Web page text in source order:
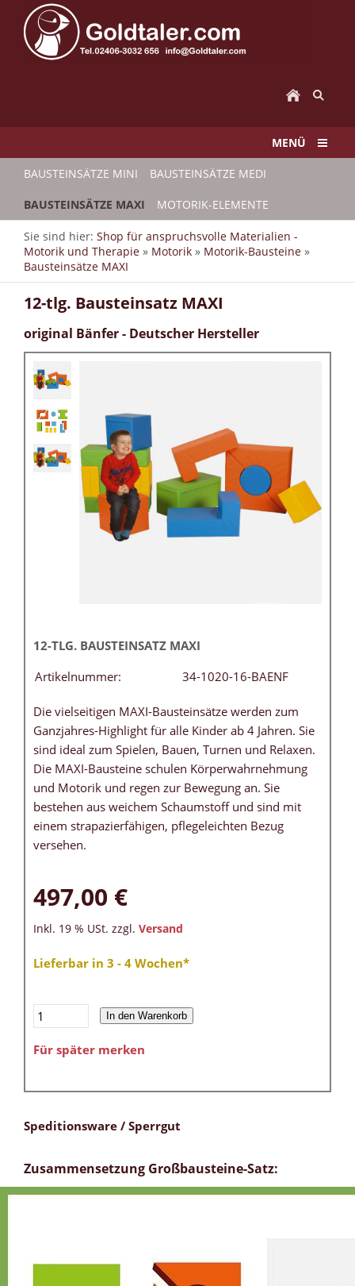
MENÜ
BAUSTEINSÄTZE MINI BAUSTEINSÄTZE MEDI
BAUSTEINSÄTZE MAXI MOTORIK-ELEMENTE
Sie sind hier: Shop für anspruchsvolle Materialien -
Motorik und Therapie » Motorik » Motorik-Bausteine »
Bausteinsätze MAXI
12-tlg. Bausteinsatz MAXI
original Bänfer - Deutscher Hersteller
12-TLG. BAUSTEINSATZ MAXI
Artikelnummer:
34-1020-16-BAENF
Die vielseitigen MAXI-Bausteinsätze werden zum
Ganzjahres-Highlight für alle Kinder ab 4 Jahren. Sie
sind ideal zum Spielen, Bauen, Turnen und Relaxen.
Die MAXI-Bausteine schulen Körperwahrnehmung
und Motorik und regen zur Bewegung an. Sie
bestehen aus weichem Schaumstoff und sind mit
einem strapazierfähigen, pflegeleichten Bezug
versehen.
497,00 €
Inkl. 19 % USt. zzgl. Versand
Lieferbar in 3 - 4 Wochen*
In den Warenkorb
Für später merken
Speditionsware / Sperrgut
Zusammensetzung Großbausteine-Satz: